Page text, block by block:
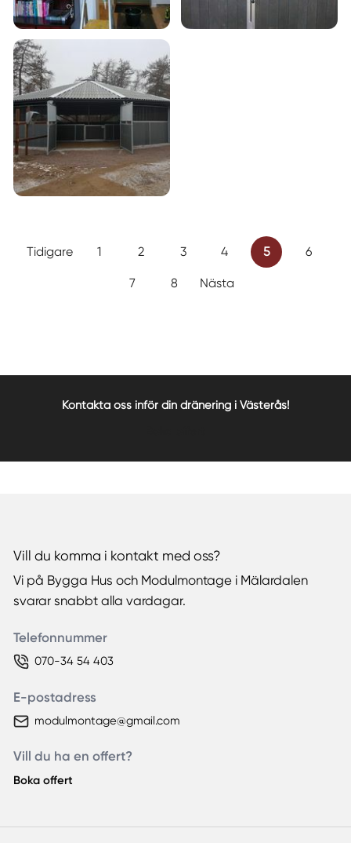
Tidigare 1 2 3 4 5 6
7 8 Nästa
Kontakta oss inför din dränering i Västerås!
Vill du komma i kontakt med oss?
Vi på Bygga Hus och Modulmontage i Mälardalen
svarar snabbt alla vardagar.
Telefonnummer
070-34 54 403
E-postadress
modulmontage@gmail.com
Vill du ha en offert?
Boka offert